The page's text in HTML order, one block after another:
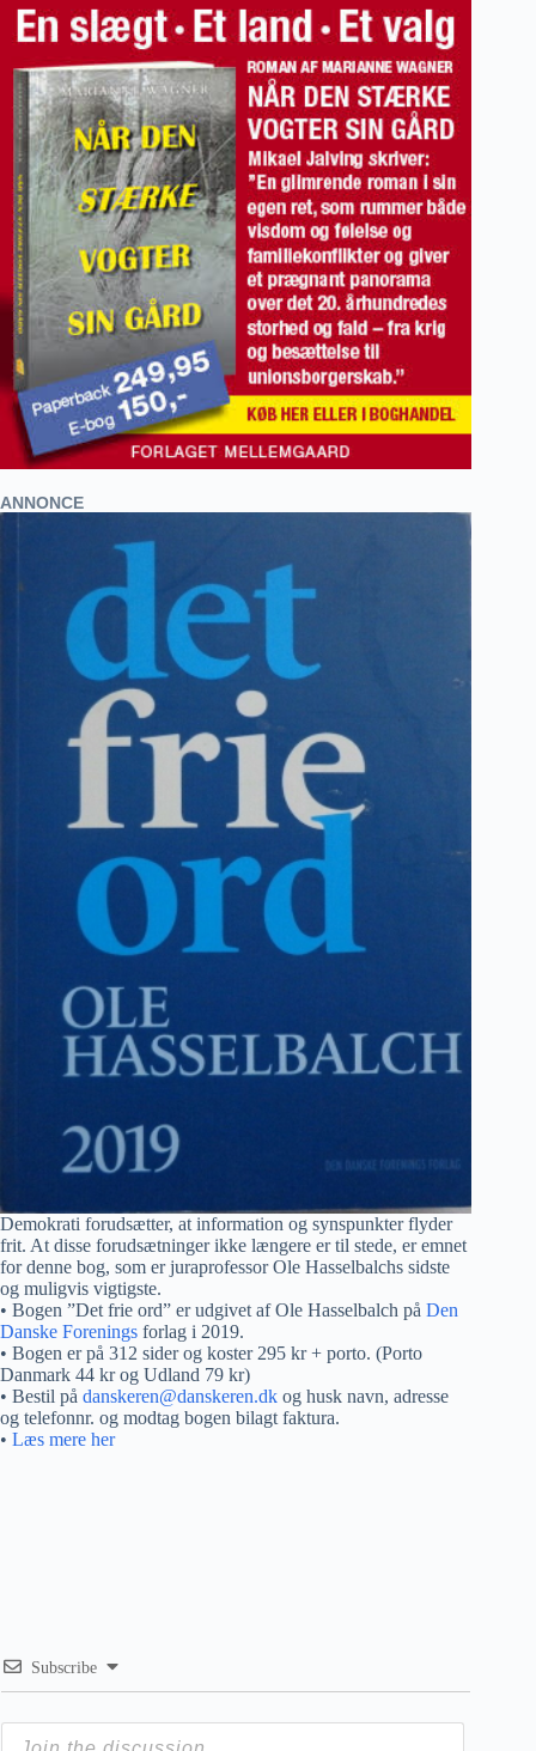
ANNONCE
Demokrati forudsætter, at information og synspunkter flyder
frit. At disse forudsætninger ikke længere er til stede, er emnet
for denne bog, som er juraprofessor Ole Hasselbalchs sidste
og muligvis vigtigste.
• Bogen ”Det frie ord” er udgivet af Ole Hasselbalch på Den
Danske Forenings forlag i 2019.
• Bogen er på 312 sider og koster 295 kr + porto. (Porto
Danmark 44 kr og Udland 79 kr)
• Bestil på danskeren@danskeren.dk og husk navn, adresse
og telefonnr. og modtag bogen bilagt faktura.
• Læs mere her
Subscribe